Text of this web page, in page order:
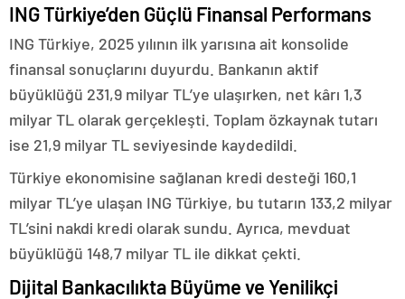
ING Türkiye’den Güçlü Finansal Performans
ING Türkiye, 2025 yılının ilk yarısına ait konsolide
finansal sonuçlarını duyurdu. Bankanın aktif
büyüklüğü 231,9 milyar TL’ye ulaşırken, net kârı 1,3
milyar TL olarak gerçekleşti. Toplam özkaynak tutarı
ise 21,9 milyar TL seviyesinde kaydedildi.
Türkiye ekonomisine sağlanan kredi desteği 160,1
milyar TL’ye ulaşan ING Türkiye, bu tutarın 133,2 milyar
TL’sini nakdi kredi olarak sundu. Ayrıca, mevduat
büyüklüğü 148,7 milyar TL ile dikkat çekti.
Dijital Bankacılıkta Büyüme ve Yenilikçi